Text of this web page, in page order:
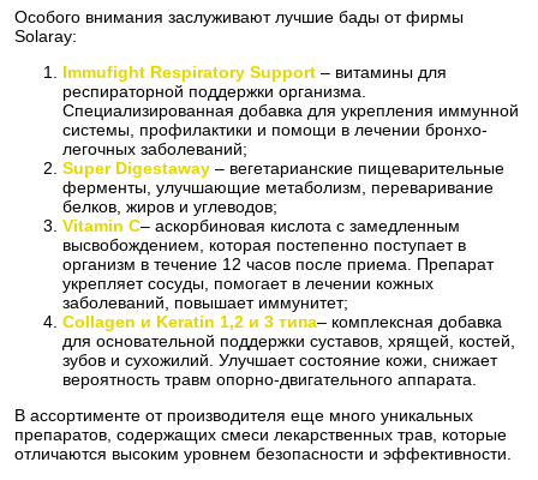
Особого внимания заслуживают лучшие бады от фирмы
Solaray:
Immufight Respiratory Support – витамины для
респираторной поддержки организма.
Специализированная добавка для укрепления иммунной
системы, профилактики и помощи в лечении бронхо-
легочных заболеваний;
Super Digestaway – вегетарианские пищеварительные
ферменты, улучшающие метаболизм, переваривание
белков, жиров и углеводов;
Vitamin C– аскорбиновая кислота с замедленным
высвобождением, которая постепенно поступает в
организм в течение 12 часов после приема. Препарат
укрепляет сосуды, помогает в лечении кожных
заболеваний, повышает иммунитет;
Collagen и Keratin 1,2 и 3 типа– комплексная добавка
для основательной поддержки суставов, хрящей, костей,
зубов и сухожилий. Улучшает состояние кожи, снижает
вероятность травм опорно-двигательного аппарата.
В ассортименте от производителя еще много уникальных
препаратов, содержащих смеси лекарственных трав, которые
отличаются высоким уровнем безопасности и эффективности.